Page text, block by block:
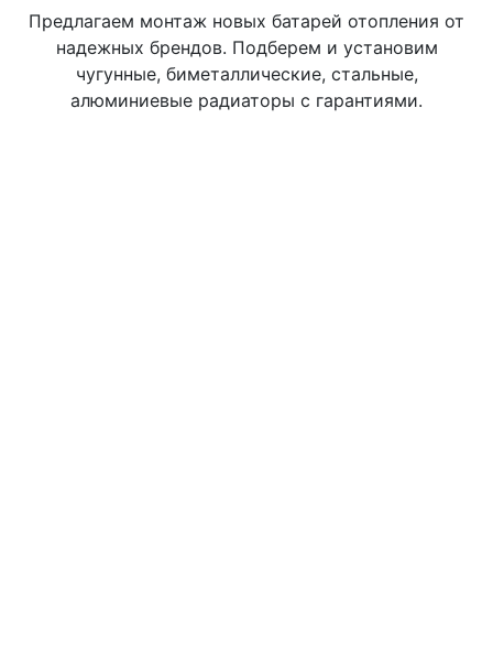
Предлагаем монтаж новых батарей отопления от
надежных брендов. Подберем и установим
чугунные, биметаллические, стальные,
алюминиевые радиаторы с гарантиями.